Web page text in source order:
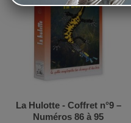
La Hulotte - Coffret n°9 –
Numéros 86 à 95